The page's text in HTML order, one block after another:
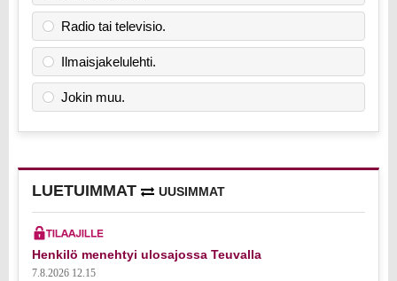
Radio tai televisio.
Ilmaisjakelulehti.
Jokin muu.
LUETUIMMAT UUSIMMAT
Henkilö menehtyi ulosajossa Teuvalla
7.8.2026 12.15